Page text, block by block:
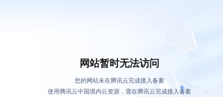
网站暂时无法访问
您的网站未在腾讯云完成接入备案
使用腾讯云中国境内云资源，需在腾讯云完成接入备案